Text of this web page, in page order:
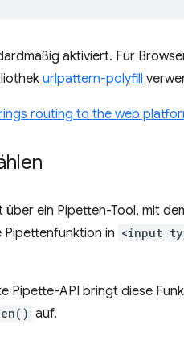
aktiviert. Für
urlpattern-polyfill
routing to the web
ein Pipetten-Tool, mit
Pipettenfunktion in <input
API bringt diese
auf.